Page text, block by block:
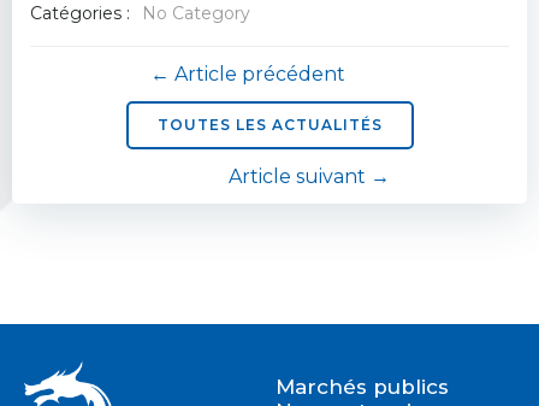
Catégories : No Category
Navigation
de
l’article
← Article précédent
TOUTES LES ACTUALITÉS
Navigation
Article suivant →
Marchés publics